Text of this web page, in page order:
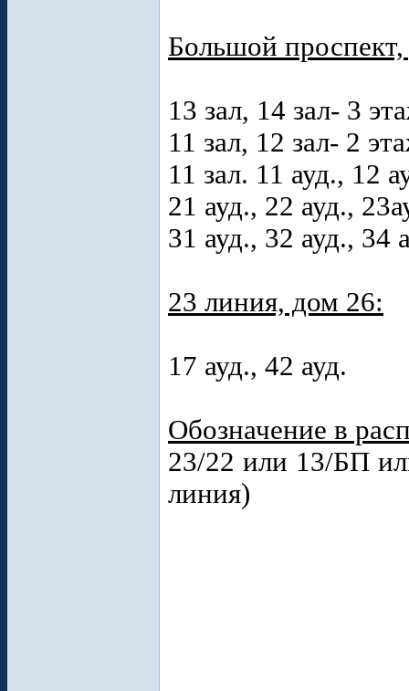
Большой
13 зал, 14 зал- 3
11 зал, 12 зал- 2
11 зал. 11 ауд., 12
21 ауд., 22 ауд.,
31 ауд., 32 ауд., 34
23 линия, дом 26:
17 ауд., 42 ауд.
Обозначение в
23/22 или 13/БП
линия)